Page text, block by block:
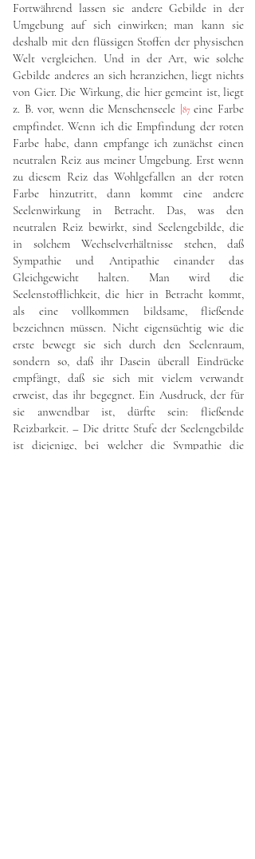
Fortwährend lassen sie andere Gebilde in der
Umgebung auf sich einwirken; man kann sie
deshalb mit den flüssigen Stoffen der physischen
Welt vergleichen. Und in der Art, wie solche
Gebilde anderes an sich heranziehen, liegt nichts
von Gier. Die Wirkung, die hier gemeint ist, liegt
z. B. vor, wenn die Menschenseele |87eine Farbe
empfindet. Wenn ich die Empfindung der roten
Farbe habe, dann empfange ich zunächst einen
neutralen Reiz aus meiner Umgebung. Erst wenn
zu diesem Reiz das Wohlgefallen an der roten
Farbe hinzutritt, dann kommt eine andere
Seelenwirkung in Betracht. Das, was den
neutralen Reiz bewirkt, sind Seelengebilde, die
in solchem Wechselverhältnisse stehen, daß
Sympathie und Antipathie einander das
Gleichgewicht halten. Man wird die
Seelenstofflichkeit, die hier in Betracht kommt,
als eine vollkommen bildsame, fließende
bezeichnen müssen. Nicht eigensüchtig wie die
erste bewegt sie sich durch den Seelenraum,
sondern so, daß ihr Dasein überall Eindrücke
empfängt, daß sie sich mit vielem verwandt
erweist, das ihr begegnet. Ein Ausdruck, der für
sie anwendbar ist, dürfte sein: fließende
Reizbarkeit. – Die dritte Stufe der Seelengebilde
ist diejenige, bei welcher die Sympathie die